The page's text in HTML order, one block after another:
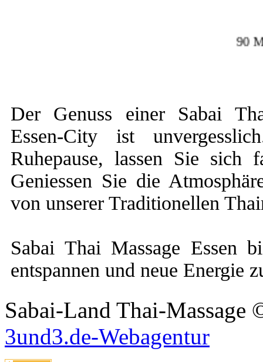
90
Der Genuss einer Sabai
Essen-City ist
Ruhepause, lassen Sie
Geniessen Sie die
von unserer Traditionellen
Sabai Thai Massage Essen
entspannen und neue Energie
Sabai-Land Thai-
3und3.de-Webagentur